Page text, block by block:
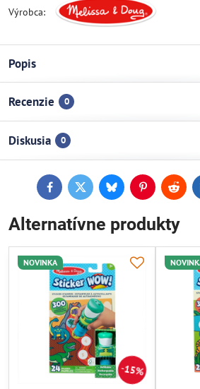
Výrobca:
Popis
Recenzie 0
Diskusia 0
FacebookTwitterBlueskyPinterestReddit
Alternatívne produkty
15%
NOVINKA